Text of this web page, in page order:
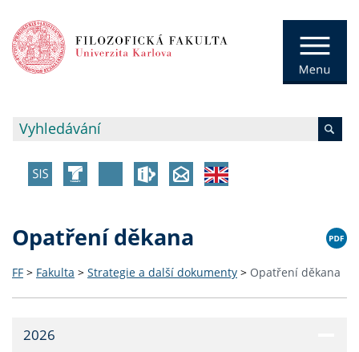
Opatření děkana
FF > Fakulta > Strategie a další dokumenty > Opatření děkana
2026